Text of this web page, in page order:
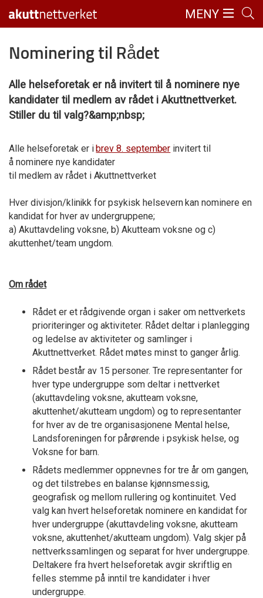
MENY
Nominering til Rådet
Alle helseforetak er nå invitert til å nominere nye
kandidater til medlem av rådet i Akuttnettverket.
Stiller du til valg?&amp;nbsp;
Alle helseforetak er ibrev 8. september invitert til
å nominere nye kandidater
til medlem av rådet i Akuttnettverket
Hverdivisjon/klinikk forpsykisk helsevern kan nominere en
kandidat for hver av undergruppene;
a) Akuttavdeling voksne, b) Akutteam voksne og c)
akuttenhet/team ungdom.
Om rådet
Rådet er et rådgivende organ i saker om nettverkets
prioriteringer og aktiviteter. Rådet deltar i planlegging
og ledelse av aktiviteter og samlinger i
Akuttnettverket. Rådet møtes minst to ganger årlig.
Rådet består av 15 personer. Tre representanter for
hver type undergruppe som deltar i nettverket
(akuttavdeling voksne, akutteam voksne,
akuttenhet/akutteam ungdom) og to representanter
for hver av de tre organisasjonene Mental helse,
Landsforeningen for pårørende i psykisk helse, og
Voksne for barn.
Rådets medlemmer oppnevnes for tre år om gangen,
og det tilstrebes en balanse kjønnsmessig,
geografisk og mellom rullering og kontinuitet. Ved
valg kan hvert helseforetak nominere en kandidat for
hver undergruppe (akuttavdeling voksne, akutteam
voksne, akuttenhet/akutteam ungdom). Valg skjer på
nettverkssamlingen og separat for hver undergruppe.
Deltakere fra hvert helseforetak avgir skriftlig en
felles stemme på inntil tre kandidater i hver
undergruppe.